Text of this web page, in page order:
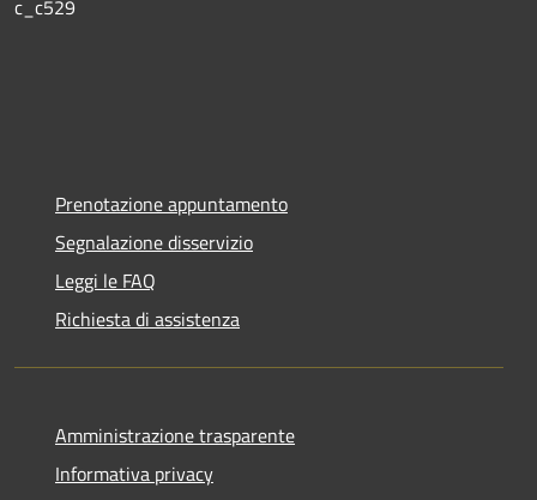
c_c529
Prenotazione appuntamento
Segnalazione disservizio
Leggi le FAQ
Richiesta di assistenza
Amministrazione trasparente
Informativa privacy